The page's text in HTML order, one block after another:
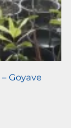
Goyave